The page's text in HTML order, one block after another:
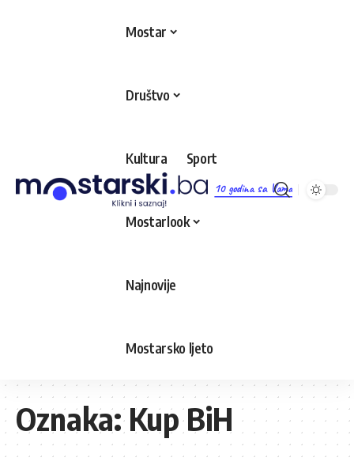
10 godina sa Vama
Mostar
Društvo
Kultura Sport
Mostarlook
Najnovije
Mostarsko ljeto
Oznaka:Kup BiH